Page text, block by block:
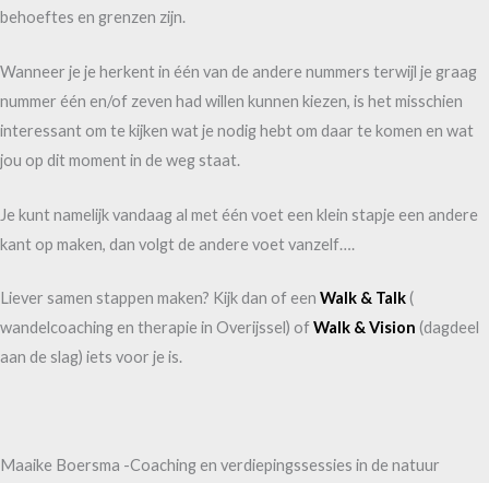
behoeftes en grenzen zijn.
Wanneer je je herkent in één van de andere nummers terwijl je graag
nummer één en/of zeven had willen kunnen kiezen, is het misschien
interessant om te kijken wat je nodig hebt om daar te komen en wat
jou op dit moment in de weg staat.
Je kunt namelijk vandaag al met één voet een klein stapje een andere
kant op maken, dan volgt de andere voet vanzelf….
Liever samen stappen maken? Kijk dan of een Walk & Talk(
wandelcoaching en therapie in Overijssel) ofWalk & Vision (dagdeel
aan de slag) iets voor je is.
Maaike Boersma -Coaching en verdiepingssessies in de natuur